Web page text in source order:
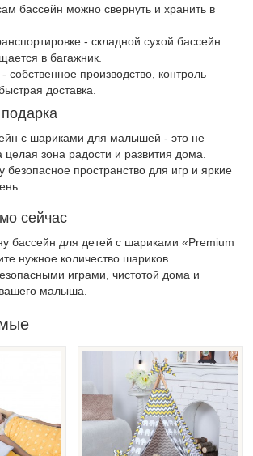
бассейн можно свернуть и хранить в
- складной сухой бассейн
в багажник.
собственное производство, контроль
доставка.
с шариками для малышей - это не
целая зона радости и развития дома.
безопасное пространство для игр и яркие
сейчас
бассейн для детей с шариками «Premium
нужное количество шариков.
играми, чистотой дома и
малыша.